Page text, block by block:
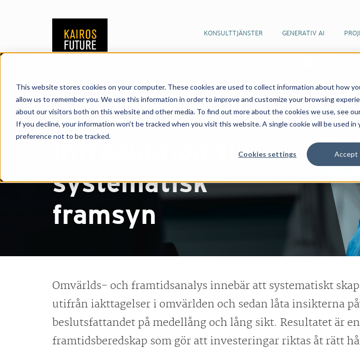
This website stores cookies on your computer. These cookies are used to collect information about how
allow us to remember you. We use this information in order to improve and customize your browsing
about our visitors both on this website and other media. To find out more about the cookies we use, see
If you decline, your information won’t be tracked when you visit this website. A single cookie will be used
preference not to be tracked.
Cookies settings Accept
KONSULTTJÄNSTER GENERATIV AI
Kurs
Introduktion till
systematisk
framsyn
Omvärlds- och framtidsanalys innebär att systematiskt
utifrån iakttagelser i omvärlden och sedan låta insikterna
beslutsfattandet på medellång och lång sikt. Resultatet är
framtidsberedskap som gör att investeringar riktas åt rätt